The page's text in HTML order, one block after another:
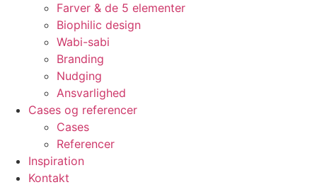
Farver & de 5 elementer
Biophilic design
Wabi-sabi
Branding
Nudging
Ansvarlighed
Cases og referencer
Cases
Referencer
Inspiration
Kontakt